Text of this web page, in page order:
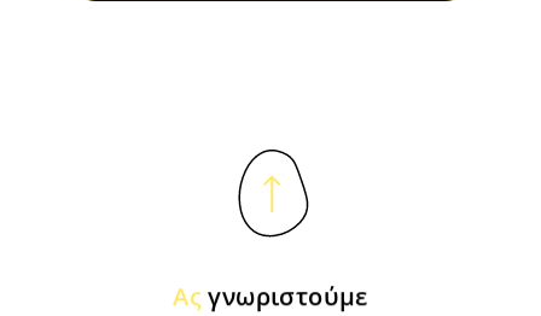
Αςγνωριστούμε